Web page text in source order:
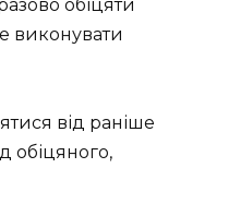
обіцяти
виконувати
від раніше
обіцяного,